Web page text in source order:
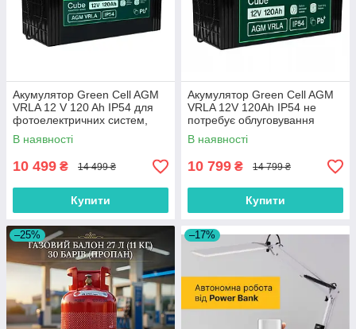
Акумулятор Green Cell AGM
VRLA 12 V 120 Ah IP54 для
фотоелектричних систем,
яхт, човнів, сонячних панелей
В наявності
10 499 ₴ 14 499 ₴
Купити
Акумулятор Green Cell AGM
VRLA 12V 120Ah IP54 не
потребує облуговування
(термін служби - 5 років)
В наявності
10 799 ₴ 14 799 ₴
Купити
–25% –17%